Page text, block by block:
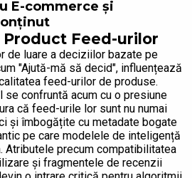
E-commerce și
Feed-urilor
de luare a deciziilor bazate pe
"Ajută-mă să decid", influențează
feed-urilor de produse.
se confruntă acum cu o presiune
că feed-urile lor sunt nu numai
și îmbogățite cu metadate bogate
pe care modelele de inteligență
Atributele precum compatibilitatea
și fragmentele de recenzii